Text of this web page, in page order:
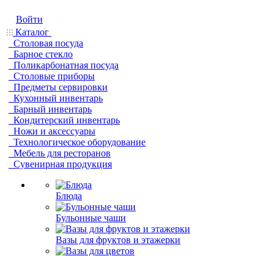
Войти
Каталог
Столовая посуда
Барное стекло
Поликарбонатная посуда
Столовые приборы
Предметы сервировки
Кухонный инвентарь
Барный инвентарь
Кондитерский инвентарь
Ножи и аксессуары
Технологическое оборудование
Мебель для ресторанов
Сувенирная продукция
Блюда
Бульонные чаши
Вазы для фруктов и этажерки